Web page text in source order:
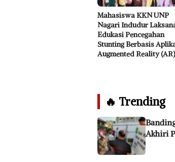
Mahasiswa KKN UNP
Nagari Indudur
Edukasi Pencegahan
Stunting Berbasis
Augmented Reality (AR)
🔥 Trending
Akhiri